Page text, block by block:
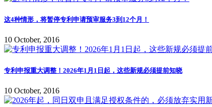
这4种情形，将暂停专利申请预审服务3到12个月！
10 October, 2016
专利申报重大调整！2026年1月1日起，这些新规必须提前知晓
10 October, 2016